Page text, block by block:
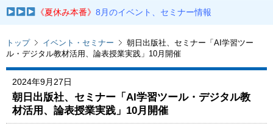
《夏休み本番》8月のイベント、セミナー情報
トップ イベント・セミナー
朝日出版社、セミナー「AI学習ツー
ル・デジタル教材活用、論表授業実践」10月開催
2024年9月27日
朝日出版社、セミナー「AI学習ツール・デジタル教
材活用、論表授業実践」10月開催